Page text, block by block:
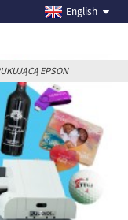
English
EPSON
EPSON